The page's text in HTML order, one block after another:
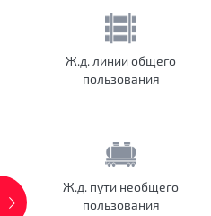
Ж.д. линии общего
пользования
Ж.д. пути необщего
пользования